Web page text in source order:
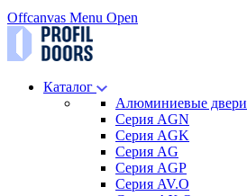
Offcanvas Menu Open
Каталог
Алюминиевые двери
Серия AGN
Серия AGK
Серия AG
Серия AGP
Серия AV.O